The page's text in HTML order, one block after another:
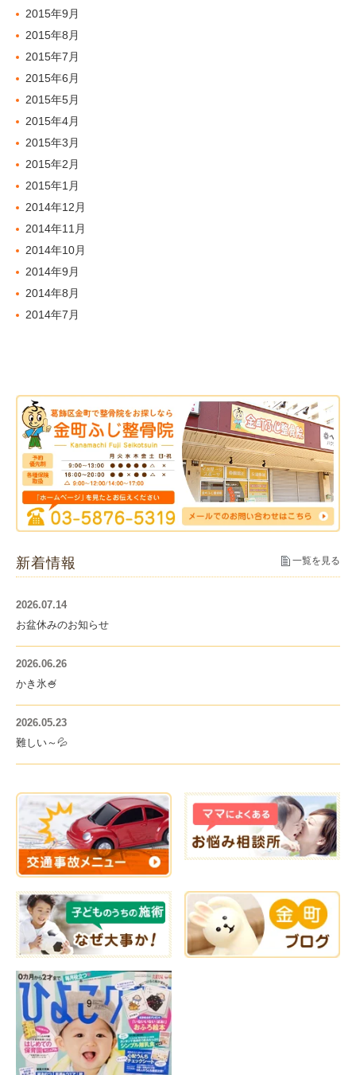
2015年9月
2015年8月
2015年7月
2015年6月
2015年5月
2015年4月
2015年3月
2015年2月
2015年1月
2014年12月
2014年11月
2014年10月
2014年9月
2014年8月
2014年7月
新着情報 一覧を見る
2026.07.14
お盆休みのお知らせ
2026.06.26
かき氷🍧
2026.05.23
難しい～💦